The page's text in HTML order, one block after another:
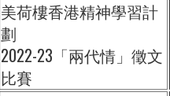
美荷樓香港精神學習計
劃
2022-23「兩代情」徵文
比賽